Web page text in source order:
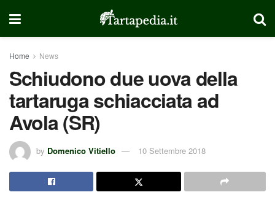
Home News
Schiudono due uova della
tartaruga schiacciata ad
Avola (SR)
by Domenico Vitiello 10 Settembre 2018